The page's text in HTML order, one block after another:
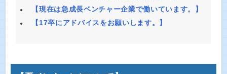
【現在は急成長ベンチャー企業で働いています。】
【17卒にアドバイスをお願いします。】